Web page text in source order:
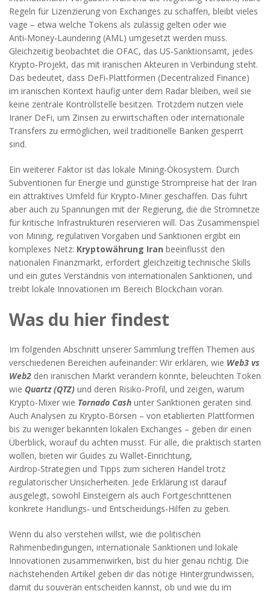
Regeln für Lizenzierung von Exchanges zu schaffen, bleibt vieles
vage – etwa welche Tokens als zulässig gelten oder wie
Anti‑Money‑Laundering (AML) umgesetzt werden muss.
Gleichzeitig beobachtet die OFAC, das US‑Sanktionsamt, jedes
Krypto‑Projekt, das mit iranischen Akteuren in Verbindung steht.
Das bedeutet, dass DeFi‑Plattformen (Decentralized Finance)
im iranischen Kontext häufig unter dem Radar bleiben, weil sie
keine zentrale Kontrollstelle besitzen. Trotzdem nutzen viele
Iraner DeFi, um Zinsen zu erwirtschaften oder internationale
Transfers zu ermöglichen, weil traditionelle Banken gesperrt
sind.
Ein weiterer Faktor ist das lokale Mining‑Ökosystem. Durch
Subventionen für Energie und günstige Strompreise hat der Iran
ein attraktives Umfeld für Krypto‑Miner geschaffen. Das führt
aber auch zu Spannungen mit der Regierung, die die Stromnetze
für kritische Infrastrukturen reservieren will. Das Zusammenspiel
von Mining, regulativen Vorgaben und Sanktionen ergibt ein
komplexes Netz: Kryptowährung Iran beeinflusst den
nationalen Finanzmarkt, erfordert gleichzeitig technische Skills
und ein gutes Verständnis von internationalen Sanktionen, und
treibt lokale Innovationen im Bereich Blockchain voran.
Was du hier findest
Im folgenden Abschnitt unserer Sammlung treffen Themen aus
verschiedenen Bereichen aufeinander: Wir erklären, wie Web3 vs
Web2 den iranischen Markt verändern könnte, beleuchten Token
wie Quartz (QTZ) und deren Risiko‑Profil, und zeigen, warum
Krypto‑Mixer wie Tornado Cash unter Sanktionen geraten sind.
Auch Analysen zu Krypto‑Börsen – von etablierten Plattformen
bis zu weniger bekannten lokalen Exchanges – geben dir einen
Überblick, worauf du achten musst. Für alle, die praktisch starten
wollen, bieten wir Guides zu Wallet‑Einrichtung,
Airdrop‑Strategien und Tipps zum sicheren Handel trotz
regulatorischer Unsicherheiten. Jede Erklärung ist darauf
ausgelegt, sowohl Einsteigern als auch Fortgeschrittenen
konkrete Handlungs‑ und Entscheidungs‑Hilfen zu geben.
Wenn du also verstehen willst, wie die politischen
Rahmenbedingungen, internationale Sanktionen und lokale
Innovationen zusammenwirken, bist du hier genau richtig. Die
nachstehenden Artikel geben dir das nötige Hintergrundwissen,
damit du souverän entscheiden kannst, ob und wie du im